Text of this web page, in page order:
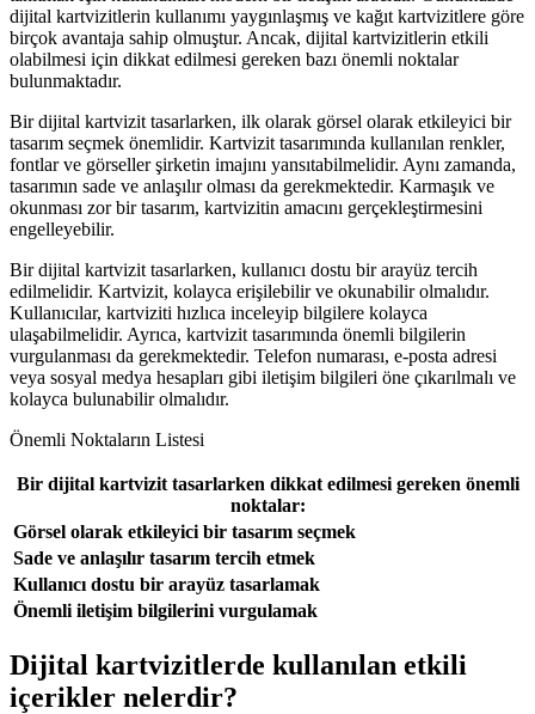
dijital kartvizitlerin kullanımı yaygınlaşmış ve kağıt kartvizitlere göre
birçok avantaja sahip olmuştur. Ancak, dijital kartvizitlerin etkili
olabilmesi için dikkat edilmesi gereken bazı önemli noktalar
bulunmaktadır.
Bir dijital kartvizit tasarlarken, ilk olarak görsel olarak etkileyici bir
tasarım seçmek önemlidir. Kartvizit tasarımında kullanılan renkler,
fontlar ve görseller şirketin imajını yansıtabilmelidir. Aynı zamanda,
tasarımın sade ve anlaşılır olması da gerekmektedir. Karmaşık ve
okunması zor bir tasarım, kartvizitin amacını gerçekleştirmesini
engelleyebilir.
Bir dijital kartvizit tasarlarken, kullanıcı dostu bir arayüz tercih
edilmelidir. Kartvizit, kolayca erişilebilir ve okunabilir olmalıdır.
Kullanıcılar, kartviziti hızlıca inceleyip bilgilere kolayca
ulaşabilmelidir. Ayrıca, kartvizit tasarımında önemli bilgilerin
vurgulanması da gerekmektedir. Telefon numarası, e-posta adresi
veya sosyal medya hesapları gibi iletişim bilgileri öne çıkarılmalı ve
kolayca bulunabilir olmalıdır.
Önemli Noktaların Listesi
Bir dijital kartvizit tasarlarken dikkat edilmesi gereken önemli
noktalar:
Görsel olarak etkileyici bir tasarım seçmek
Sade ve anlaşılır tasarım tercih etmek
Kullanıcı dostu bir arayüz tasarlamak
Önemli iletişim bilgilerini vurgulamak
Dijital kartvizitlerde kullanılan etkili
içerikler nelerdir?